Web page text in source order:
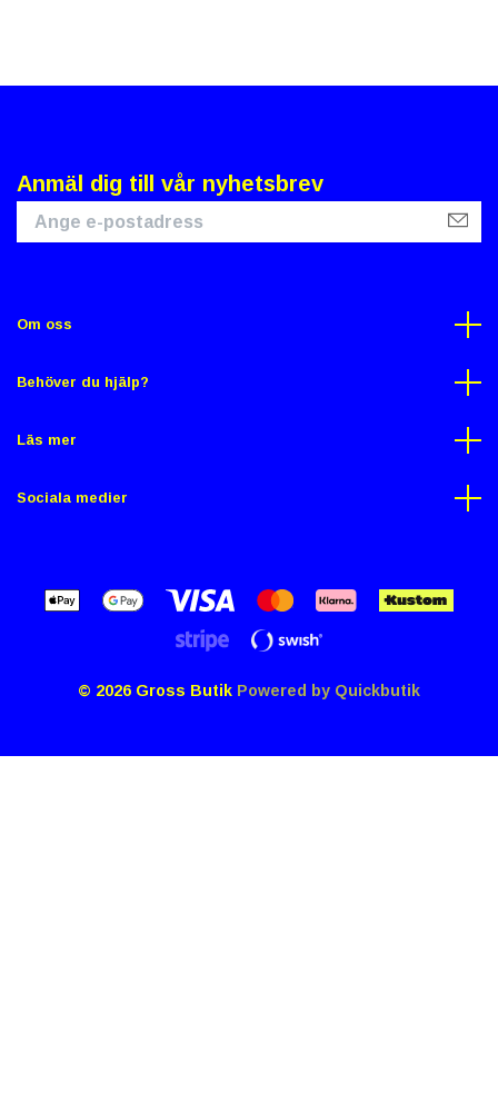
Anmäl dig till vår nyhetsbrev
Om oss
Behöver du hjälp?
Läs mer
Sociala medier
© 2026 Gross Butik Powered by Quickbutik